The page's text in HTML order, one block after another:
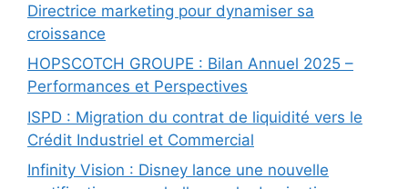
Directrice marketing pour dynamiser sa
croissance
HOPSCOTCH GROUPE : Bilan Annuel 2025 –
Performances et Perspectives
ISPD : Migration du contrat de liquidité vers le
Crédit Industriel et Commercial
Infinity Vision : Disney lance une nouvelle